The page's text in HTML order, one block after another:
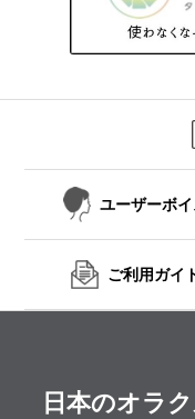
ユーザーボイ
ご利用ガイ
日本のオラ